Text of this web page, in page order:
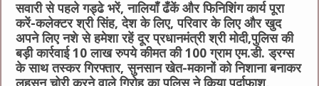
सवारी से पहले गड्ढे भरें, नालियाँ ढँकें और फिनिशिंग कार्य पूरा
करें-कलेक्टर श्री सिंह, देश के लिए, परिवार के लिए और खुद
अपने लिए नशे से हमेशा रहें दूर प्रधानमंत्री श्री मोदी,पुलिस की
बड़ी कार्रवाई 10 लाख रुपये कीमत की 100 ग्राम एम.डी. ड्रग्स
के साथ तस्कर गिरफ्तार, सुनसान खेत-मकानों को निशाना बनाकर
लहसुन चोरी करने वाले गिरोह का पुलिस ने किया पर्दाफाश,